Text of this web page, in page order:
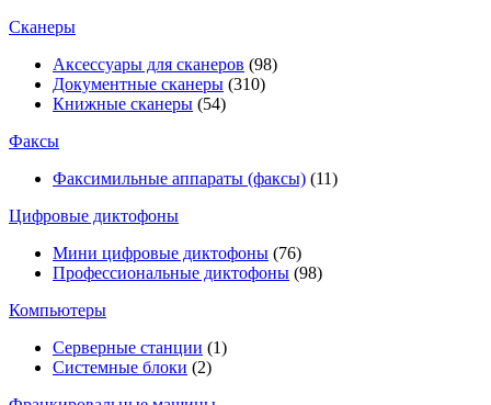
Сканеры
Аксессуары для сканеров (98)
Документные сканеры (310)
Книжные сканеры (54)
Факсы
Факсимильные аппараты (факсы) (11)
Цифровые диктофоны
Мини цифровые диктофоны (76)
Профессиональные диктофоны (98)
Компьютеры
Серверные станции (1)
Системные блоки (2)